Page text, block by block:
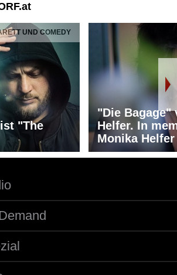
UND COMEDY
"The
"Die Bagage"
Helfer. In
Monika Helfer